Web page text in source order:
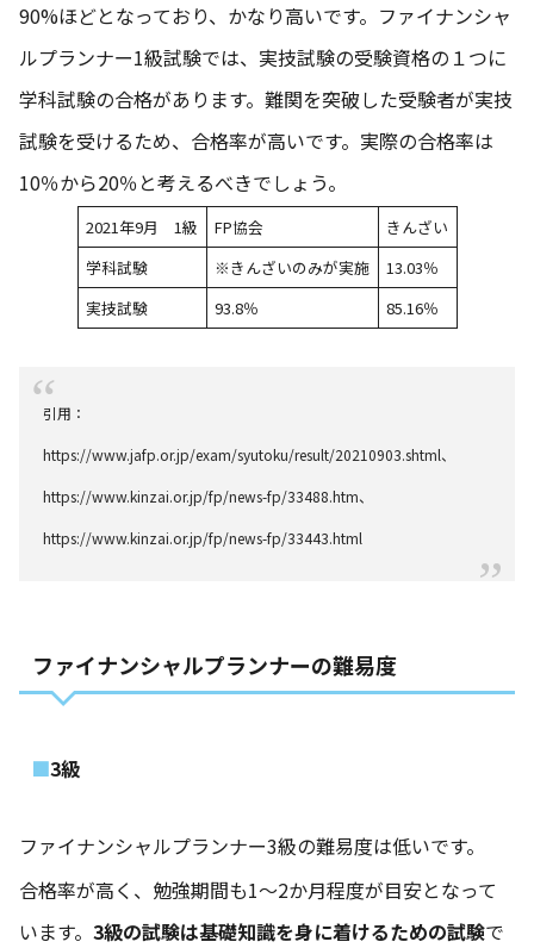
90%ほどとなっており、かなり高いです。ファイナンシャ
ルプランナー1級試験では、実技試験の受験資格の１つに
学科試験の合格があります。難関を突破した受験者が実技
試験を受けるため、合格率が高いです。実際の合格率は
10％から20％と考えるべきでしょう。
2021年9月 1級 FP協会
きんざい
学科試験
※きんざいのみが実施
13.03％
実技試験
93.8％ 85.16％
引用：
https://www.jafp.or.jp/exam/syutoku/result/20210903.shtml、
https://www.kinzai.or.jp/fp/news-fp/33488.htm、
https://www.kinzai.or.jp/fp/news-fp/33443.html
ファイナンシャルプランナーの難易度
3級
ファイナンシャルプランナー3級の難易度は低いです。
合格率が高く、勉強期間も1～2か月程度が目安となって
います。 3級の試験は基礎知識を身に着けるための試験で